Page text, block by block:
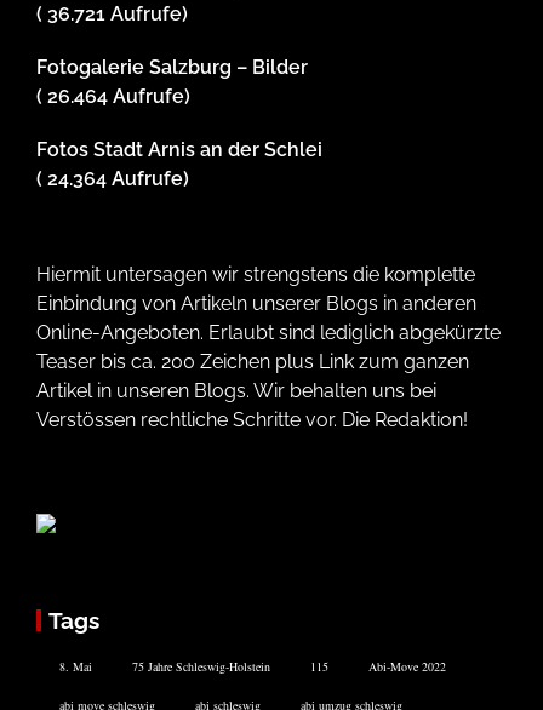
( 36.721 Aufrufe)
Fotogalerie Salzburg – Bilder
( 26.464 Aufrufe)
Fotos Stadt Arnis an der Schlei
( 24.364 Aufrufe)
Hiermit untersagen wir strengstens die komplette
Einbindung von Artikeln unserer Blogs in anderen
Online-Angeboten. Erlaubt sind lediglich abgekürzte
Teaser bis ca. 200 Zeichen plus Link zum ganzen
Artikel in unseren Blogs. Wir behalten uns bei
Verstössen rechtliche Schritte vor. Die Redaktion!
Tags
8. Mai 75 Jahre Schleswig-Holstein 115 Abi-Move 2022
abi move schleswig abi schleswig abi umzug schleswig